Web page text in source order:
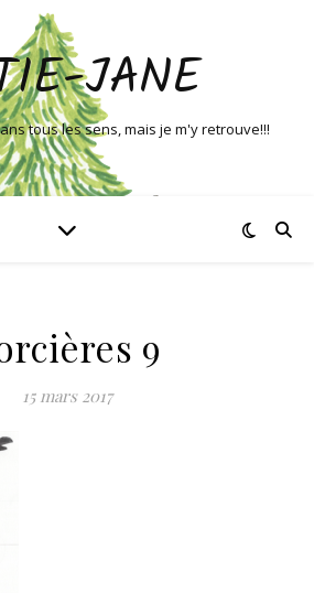
JANE
tous les sens, mais je m'y retrouve!!!
9
15 mars 2017